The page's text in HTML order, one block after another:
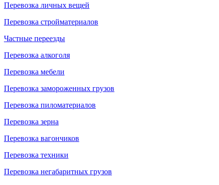
Перевозка личных вещей
Перевозка стройматериалов
Частные переезды
Перевозка алкоголя
Перевозка мебели
Перевозка замороженных грузов
Перевозка пиломатериалов
Перевозка зерна
Перевозка вагончиков
Перевозка техники
Перевозка негабаритных грузов